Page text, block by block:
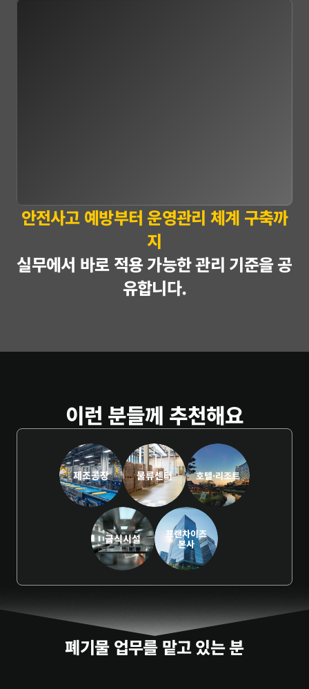
안전사고 예방부터 운영관리 체계 구축까
지
실무에서 바로 적용 가능한 관리 기준을 공
유합니다.
이런 분들께 추천해요
제조공장 물류센터 호텔·리조트
급식시설 프랜차이즈
본사
폐기물 업무를 맡고 있는 분